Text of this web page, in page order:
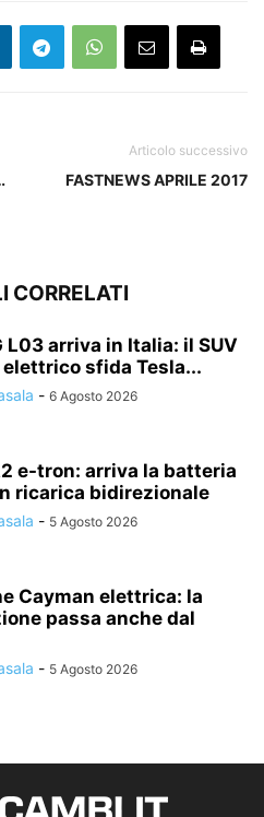
Articolo successivo
FASTNEWS APRILE 2017
CORRELATI
L03 arriva in Italia: il SUV
elettrico sfida Tesla...
- 6 Agosto 2026
e-tron: arriva la batteria
ricarica bidirezionale
- 5 Agosto 2026
Cayman elettrica: la
passa anche dal
- 5 Agosto 2026